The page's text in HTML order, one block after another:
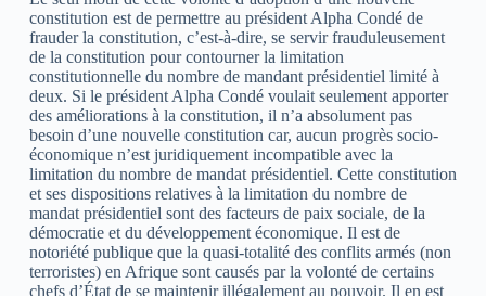
constitution est de permettre au président Alpha Condé de
frauder la constitution, c’est-à-dire, se servir frauduleusement
de la constitution pour contourner la limitation
constitutionnelle du nombre de mandant présidentiel limité à
deux. Si le président Alpha Condé voulait seulement apporter
des améliorations à la constitution, il n’a absolument pas
besoin d’une nouvelle constitution car, aucun progrès socio-
économique n’est juridiquement incompatible avec la
limitation du nombre de mandat présidentiel. Cette constitution
et ses dispositions relatives à la limitation du nombre de
mandat présidentiel sont des facteurs de paix sociale, de la
démocratie et du développement économique. Il est de
notoriété publique que la quasi-totalité des conflits armés (non
terroristes) en Afrique sont causés par la volonté de certains
chefs d’État de se maintenir illégalement au pouvoir. Il en est